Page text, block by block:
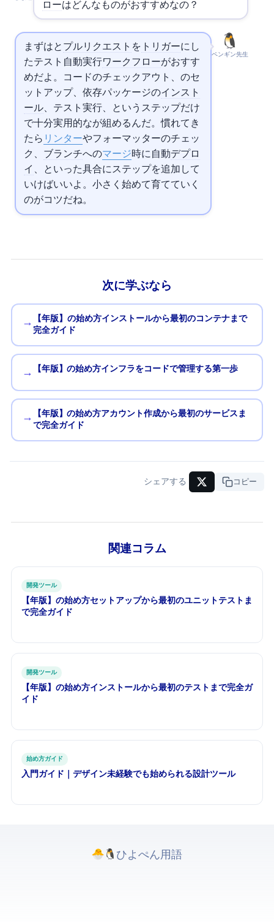
ローはどんなものがおすすめなの？
ペンギン先生
まずはpushと プルリクエスト を トリガーにし
たテスト自動実行ワークフローがおすす
めだよ。コードのチェックアウト、 のセ
ットアップ、依存パッケージのインスト
ール、テスト実行、という4ステップだけ
で十分実用的なCIが組めるんだ。慣れてき
たら リンターやフォーマッターのチェッ
ク、main ブランチへのマージ時に自動デプロ
イ 、といった具合にステップを追加して
いけばいいよ。小さく始めて育てていく
のがコツだね。
次に学ぶなら
→
【2026年版】Dockerの始め方 — インストールから最初のコンテナまで
完全ガイド
→ 【2026年版】Terraformの始め方 — インフラをコードで管理する第一歩
→
【2026年版】AWSの始め方 — アカウント作成から最初のサービスま
で完全ガイド
シェアする URLコピー
関連コラム
開発ツール
【2026年版】Jestの始め方 — セットアップから最初のユニットテストま
で完全ガイド
開発ツール
【2026年版】Playwrightの始め方 — インストールから最初のE2Eテストまで完全ガ
イド
始め方ガイド
Figma入門ガイド｜デザイン未経験でも始められるUI設計ツール
ひよぺんIT用語. All rights reserved.